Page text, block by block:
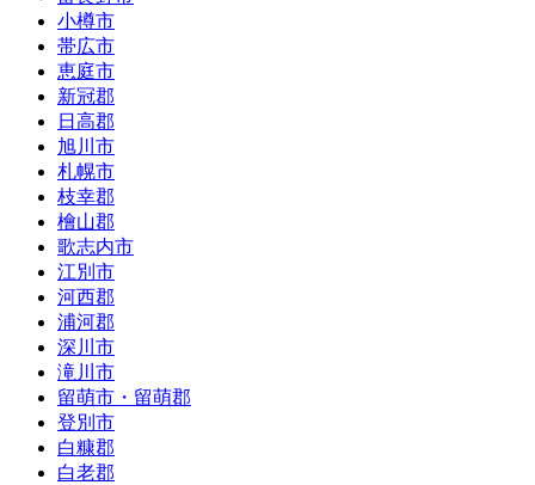
小樽市
帯広市
恵庭市
新冠郡
日高郡
旭川市
札幌市
枝幸郡
檜山郡
歌志内市
江別市
河西郡
浦河郡
深川市
滝川市
留萌市・留萌郡
登別市
白糠郡
白老郡